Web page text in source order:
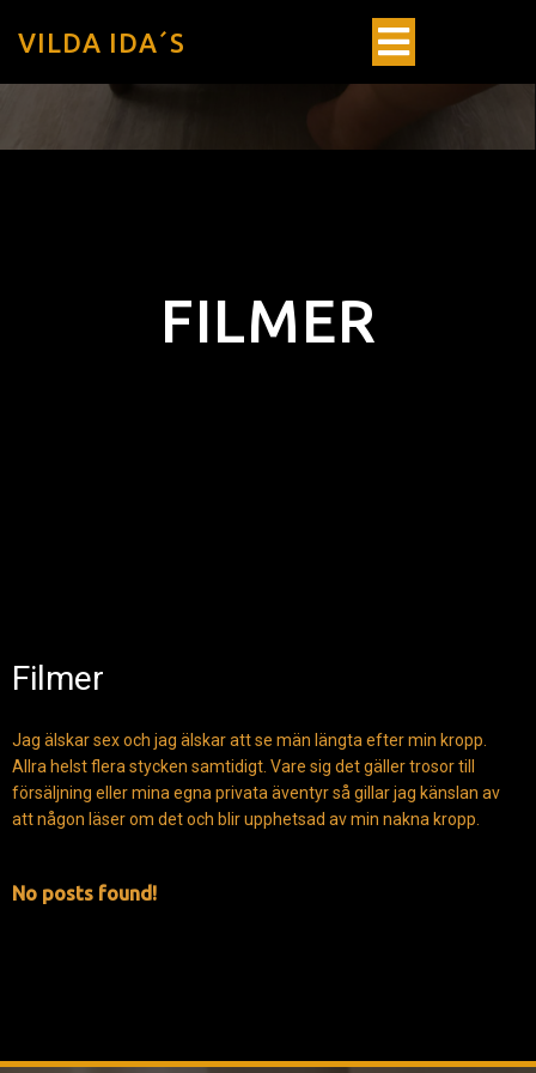
VILDA IDA´S
FILMER
Filmer
Jag älskar sex och jag älskar att se män längta efter min kropp.
Allra helst flera stycken samtidigt. Vare sig det gäller trosor till
försäljning eller mina egna privata äventyr så gillar jag känslan av
att någon läser om det och blir upphetsad av min nakna kropp.
No posts found!